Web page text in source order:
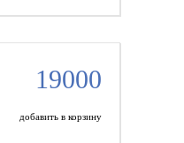
19000
добавить в корзину